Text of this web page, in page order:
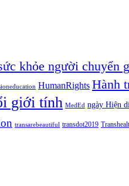
khỏe người chuyển
HumanRights Hành
giới tính MedEd ngày Hiện
transarebeautiful transdot2019